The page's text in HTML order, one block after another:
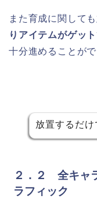
また育成に関しても
りアイテムがゲッ
十分進めることがで
放置するだけ
２．２ 全キャ
ラフィック